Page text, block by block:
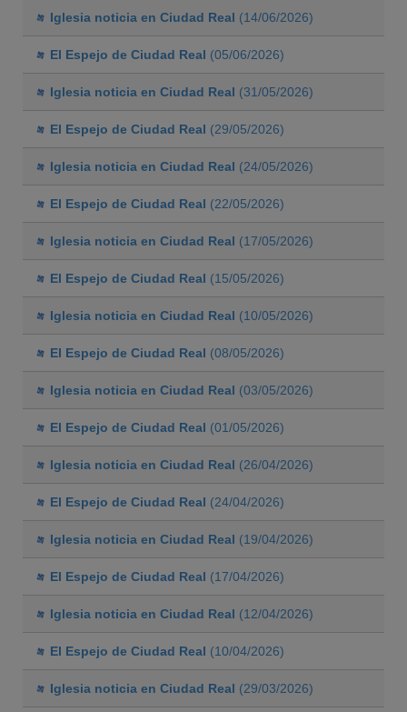
Iglesia noticia en Ciudad Real (14/06/2026)
El Espejo de Ciudad Real (05/06/2026)
Iglesia noticia en Ciudad Real (31/05/2026)
El Espejo de Ciudad Real (29/05/2026)
Iglesia noticia en Ciudad Real (24/05/2026)
El Espejo de Ciudad Real (22/05/2026)
Iglesia noticia en Ciudad Real (17/05/2026)
El Espejo de Ciudad Real (15/05/2026)
Iglesia noticia en Ciudad Real (10/05/2026)
El Espejo de Ciudad Real (08/05/2026)
Iglesia noticia en Ciudad Real (03/05/2026)
El Espejo de Ciudad Real (01/05/2026)
Iglesia noticia en Ciudad Real (26/04/2026)
El Espejo de Ciudad Real (24/04/2026)
Iglesia noticia en Ciudad Real (19/04/2026)
El Espejo de Ciudad Real (17/04/2026)
Iglesia noticia en Ciudad Real (12/04/2026)
El Espejo de Ciudad Real (10/04/2026)
Iglesia noticia en Ciudad Real (29/03/2026)